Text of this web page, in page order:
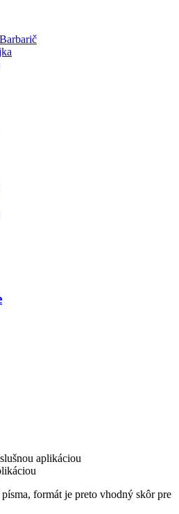
aplikáciou
formát je preto vhodný skôr pre